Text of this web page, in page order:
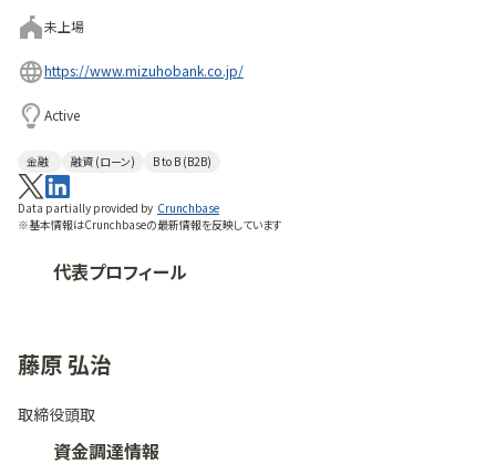
未上場
https://www.mizuhobank.co.jp/
Active
金融 融資 (ローン) B to B (B2B)
Data partially provided by Crunchbase
※基本情報はCrunchbaseの最新情報を反映しています
代表プロフィール
藤原 弘治
取締役頭取
資金調達情報